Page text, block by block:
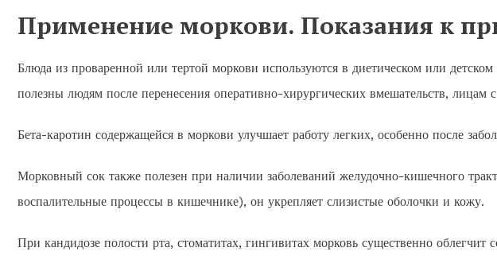
Применение моркови. Показания к
Блюда из проваренной или тертой моркови используются в диетическом или
полезны людям после перенесения оперативно-хирургических вмешательств, лицам
Бета-каротин содержащейся в моркови улучшает работу легких, особенно после
Морковный сок также полезен при наличии заболеваний желудочно-кишечного
воспалительные процессы в кишечнике), он укрепляет слизистые оболочки и кожу.
При кандидозе полости рта, стоматитах, гингивитах морковь существенно облегчит